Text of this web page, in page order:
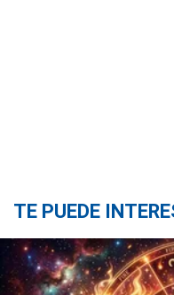
TE PUEDE